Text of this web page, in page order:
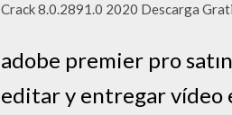
Crack 8.0.2891.0 2020 Descarga
adobe premier pro
editar y entregar vídeo